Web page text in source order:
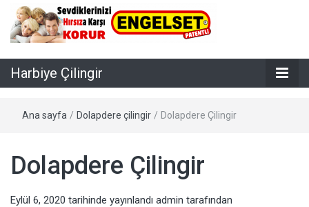
Harbiye Çilingir
Ana sayfa / Dolapdere çilingir / Dolapdere Çilingir
Dolapdere Çilingir
Eylül 6, 2020 tarihinde yayınlandı admin tarafından